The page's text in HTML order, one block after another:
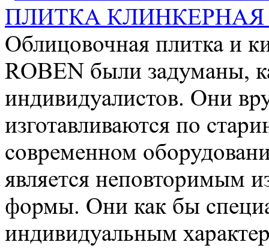
ПЛИТКА КЛИНКЕРНАЯ
Облицовочная плитка и
ROBEN были задуманы,
индивидуалистов. Они
изготавливаются по
современном
является неповторимым
формы. Они как бы
индивидуальным